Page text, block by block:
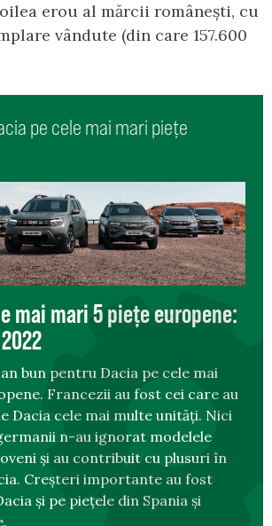
erou al mărcii românești, cu
vândute (din care 157.600
pe cele mai mari piețe
mai mari 5 piețe europene:
bun pentru Dacia pe cele mai
Francezii au fost cei care au
Dacia cele mai multe unități. Nici
n-au ignorat modelele
și au contribuit cu plusuri în
Creșteri importante au fost
și pe piețele din Spania și